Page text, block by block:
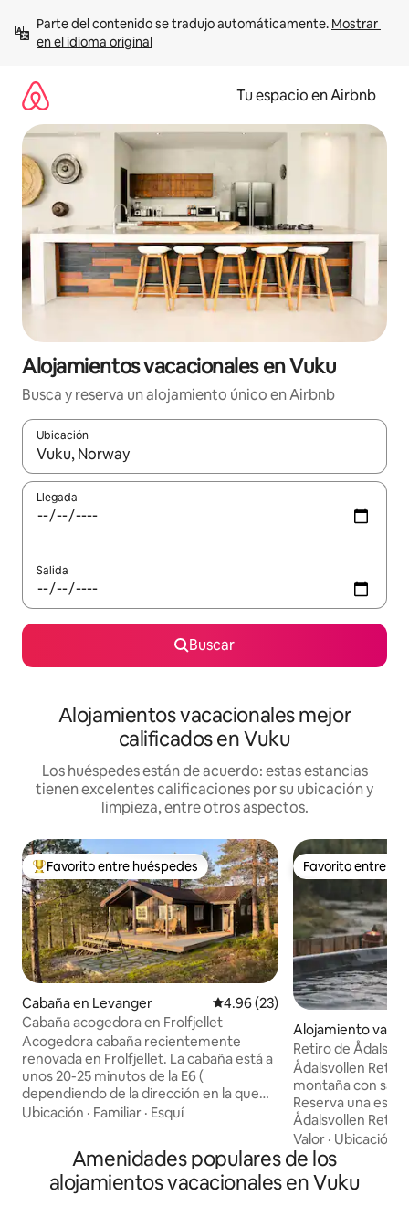
contenido
Parte del contenido se tradujo automáticamente. Mostrar
en el idioma original
Tu espacio en Airbnb
Alojamientos vacacionales en Vuku
Busca y reserva un alojamiento único en Airbnb
Ubicación
Cuando los resultados estén disponibles, podrás navegar
Llegada
Salida
Buscar
Alojamientos vacacionales mejor
calificados en Vuku
Los huéspedes están de acuerdo: estas estancias
tienen excelentes calificaciones por su ubicación y
limpieza, entre otros aspectos.
De los mejores en Favorito entre huéspedes
Favorito entre huéspedes
Cabaña en Levanger Calificación promedio: 4.96 de
4.96 (23)
Cabaña acogedora en Frolfjellet
Acogedora cabaña recientemente
renovada en Frolfjellet. La cabaña está a
unos 20-25 minutos de la E6 (
dependiendo de la dirección en la que
conduzcas). La cabaña está a poca
de excursiones con pistas de esquí en
invierno y un bonito terreno de
senderismo para hacer senderismo. La
Ubicación · Familiar · Esquí
Favorito entre
Favorito entre
Alojamiento
erdal
Retiro de
Ådalsvollen Retreat - Joya exclusiva
montaña con
Reserva una
Ådalsvollen Retreat. Ya sea con tu
o con alguien con
recuerdos. Aquí,
de bienestar en
refrescantes en
Valor · Ubicación
Amenidades populares de los
alojamientos vacacionales en Vuku